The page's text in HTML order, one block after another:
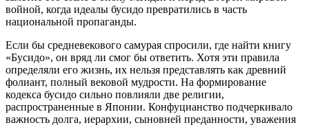
войной, когда идеалы бусидо превратились в часть
национальной пропаганды.
Если бы средневекового самурая спросили, где найти книгу
«Бусидо», он вряд ли смог бы ответить. Хотя эти правила
определяли его жизнь, их нельзя представлять как древний
фолиант, полный вековой мудрости. На формирование
кодекса бусидо сильно повлияли две религии,
распространенные в Японии. Конфуцианство подчеркивало
важность долга, иерархии, сыновней преданности, уважения